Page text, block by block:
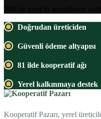
Doğrudan üreticiden
Güvenli ödeme altyapısı
81 ilde kooperatif ağı
Yerel kalkınmaya destek
Kooperatif Pazarı, yerel